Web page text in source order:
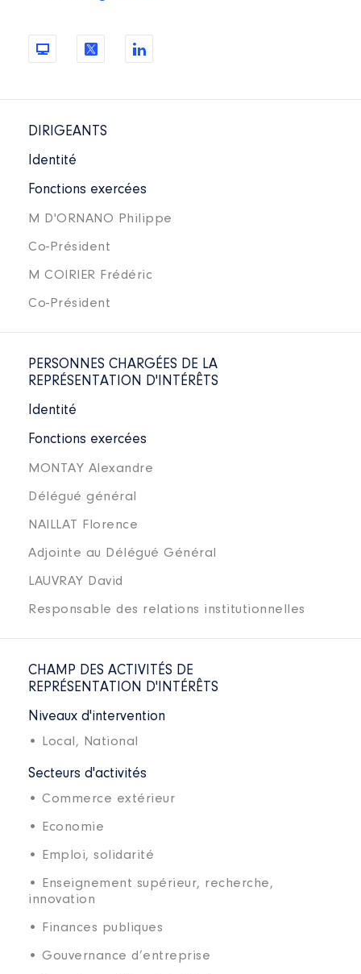
DIRIGEANTS
Identité
Fonctions exercées
M D'ORNANO Philippe
Co-Président
M COIRIER Frédéric
Co-Président
PERSONNES CHARGÉES DE LA
REPRÉSENTATION D'INTÉRÊTS
Identité
Fonctions exercées
MONTAY Alexandre
Délégué général
NAILLAT Florence
Adjointe au Délégué Général
LAUVRAY David
Responsable des relations institutionnelles
CHAMP DES ACTIVITÉS DE
REPRÉSENTATION D'INTÉRÊTS
Niveaux d'intervention
• Local, National
Secteurs d'activités
• Commerce extérieur
• Economie
• Emploi, solidarité
• Enseignement supérieur, recherche,
innovation
• Finances publiques
• Gouvernance d’entreprise